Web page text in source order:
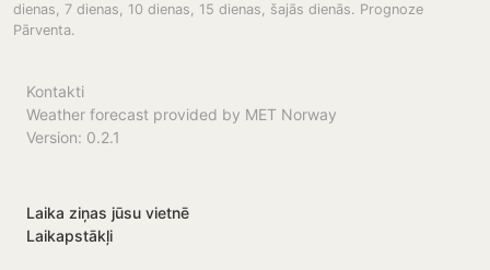
dienas, 7 dienas, 10 dienas, 15 dienas, šajās dienās. Prognoze
Pārventa.
Kontakti
Weather forecast provided by MET Norway
Version: 0.2.1
Laika ziņas jūsu vietnē
Laikapstākļi